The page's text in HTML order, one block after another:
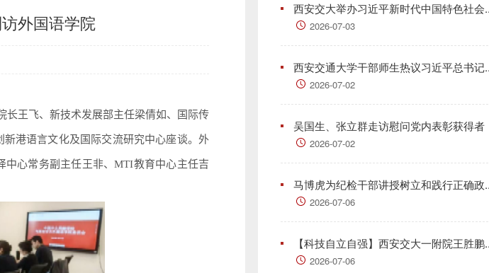
外国语学院
长王飞、新技术发展部主任梁倩如、国际传
港语言文化及国际交流研究中心座谈。外
中心常务副主任王非、MTI教育中心主任吉
西安交大举办习近平新时代中国特色社会
2026-07-03
西安交通大学干部师生热议习近平总书记
2026-07-02
吴国生、张立群走访慰问党内表彰获得者
2026-07-02
马博虎为纪检干部讲授树立和践行正确政
2026-07-06
【科技自立自强】西安交大一附院王胜鹏
2026-07-06